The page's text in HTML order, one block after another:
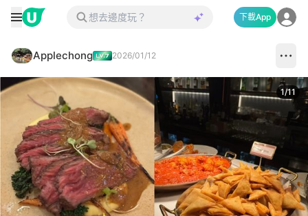
下載App
Applechong 2026/01/12
1/11